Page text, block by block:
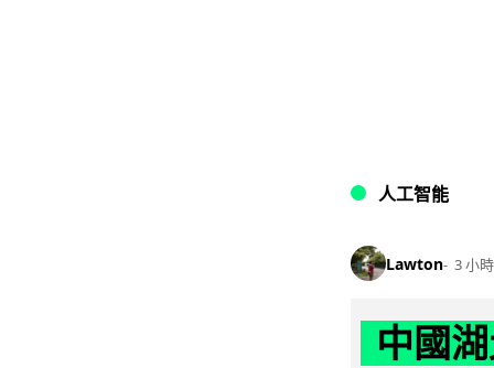
人工智能
Lawton 3 小時
中國